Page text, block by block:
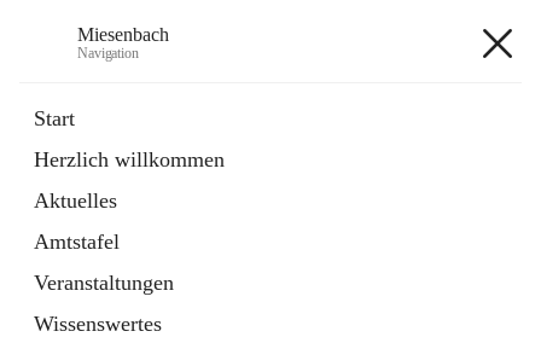
Miesenbach
Navigation
Start
Herzlich willkommen
Aktuelles
Amtstafel
Veranstaltungen
Wissenswertes
Externe Webseite
in
Tab
Region Schneebergland
Externe Webseite
öffnet
in
neuem
Tab